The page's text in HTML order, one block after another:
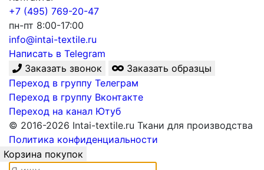
+7 (495) 769-20-47
пн-пт 8:00-17:00
info@intai-textile.ru
Написать в Telegram
Заказать звонок
Заказать образцы
Переход в группу Телеграм
Переход в группу Вконтакте
Переход на канал Ютуб
© 2016-2026 Intai-textile.ru Ткани для производства
Политика конфиденциальности
Корзина покупок